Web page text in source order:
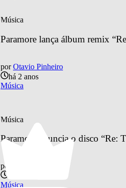
Música
Paramore lança álbum remix
por Otavio Pinheiro
há 2 anos
Música
Música
Paramore anuncia o disco “Re:
por
Música